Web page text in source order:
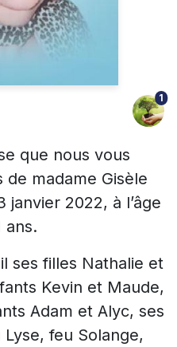
1
que nous vous
madame Gisèle
janvier 2022, à l’âge
ans.
ses filles Nathalie et
Kevin et Maude,
Adam et Alyc, ses
feu Solange,